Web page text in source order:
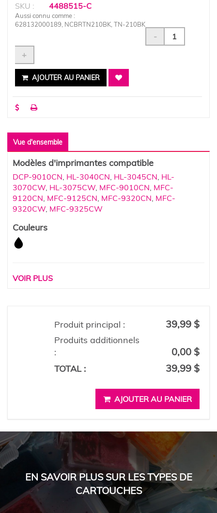
SKU : 4488515-C
Aussi connu comme :
628132000189, NCBRTN210BK, TN-210BK
-
+
AJOUTER AU PANIER
Vue d'ensemble
Modèles d'imprimantes compatible
DCP-9010CN HL-3040CN HL-3045CN HL-
3070CW HL-3075CW MFC-9010CN MFC-
9120CN MFC-9125CN MFC-9320CN MFC-
9320CW MFC-9325CW
Couleurs
VOIR PLUS
Produit principal : 39,99 $
Produits additionnels
:
0,00 $
TOTAL : 39,99 $
AJOUTER AU PANIER
EN SAVOIR PLUS SUR LES TYPES DE
CARTOUCHES